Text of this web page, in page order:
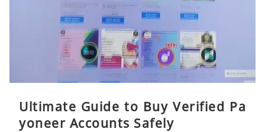
Ultimate Guide to Buy Verified Pa
yoneer Accounts Safely